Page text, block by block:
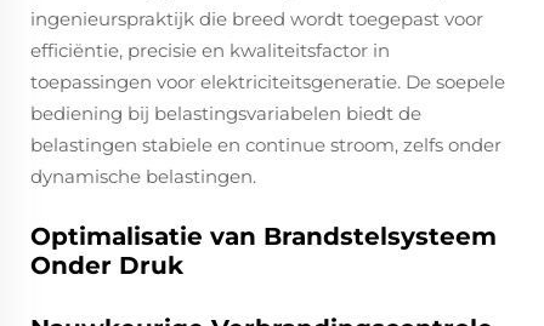
ingenieurspraktijk die breed wordt toegepast voor
efficiëntie, precisie en kwaliteitsfactor in
toepassingen voor elektriciteitsgeneratie. De soepele
bediening bij belastingsvariabelen biedt de
belastingen stabiele en continue stroom, zelfs onder
dynamische belastingen.
Optimalisatie van Brandstelsysteem
Onder Druk